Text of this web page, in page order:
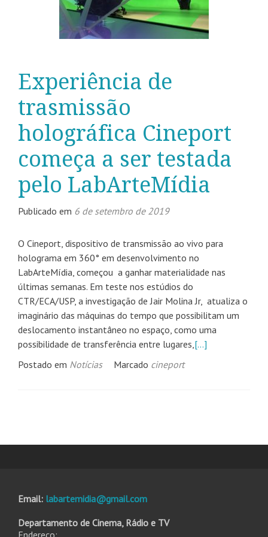
Experiência de
trasmissão
holográfica Cineport
começa a ser testada
pelo LabArteMídia
Publicado em 6 de setembro de 2019
O Cineport, dispositivo de transmissão ao vivo para
holograma em 360° em desenvolvimento no
LabArteMídia, começou a ganhar materialidade nas
últimas semanas. Em teste nos estúdios do
CTR/ECA/USP, a investigação de Jair Molina Jr, atualiza o
imaginário das máquinas do tempo que possibilitam um
deslocamento instantâneo no espaço, como uma
possibilidade de transferência entre lugares,[…]
Postado em Notícias Marcado cineport
Email: labartemidia@gmail.com
Departamento de Cinema, Rádio e TV
Endereço: